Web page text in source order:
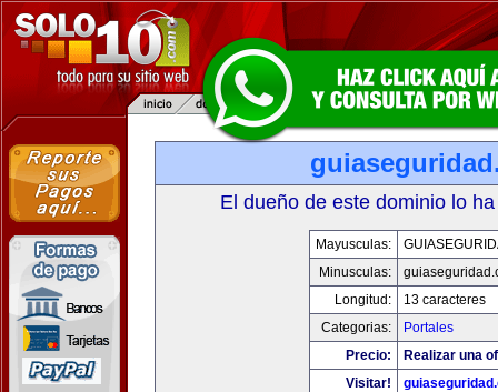
El dueño de este dominio lo
Mayusculas:
Minusculas:
Longitud:
13 caracteres
Categorias:
Portales
Precio:
Realizar una
Visitar!